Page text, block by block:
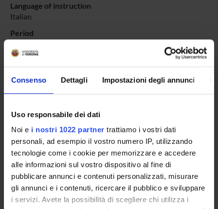
Consenso Dettagli Impostazioni degli annunci
Uso responsabile dei dati
Noi e i nostri 1022 partner trattiamo i vostri dati
personali, ad esempio il vostro numero IP, utilizzando
tecnologie come i cookie per memorizzare e accedere
alle informazioni sul vostro dispositivo al fine di
pubblicare annunci e contenuti personalizzati, misurare
gli annunci e i contenuti, ricercare il pubblico e sviluppare
i servizi. Avete la possibilità di scegliere chi utilizza i
Language of instruction
Italian
Period
Course news
Seminars related to the course
Go to lesson schedule
Overview
Enrolment Policy
Courses